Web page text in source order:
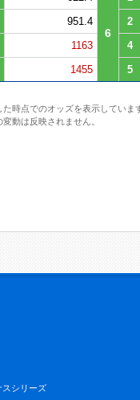
6
951.4 2
1163 4
1455 5
時点でのオッズを表示していま
動は反映されません。
スシリーズ